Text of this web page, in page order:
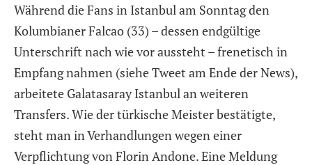
Während die Fans in Istanbul am Sonntag den
KolumbianerFalcao (33) – dessen endgültige
Unterschrift nach wie vor aussteht – frenetisch in
Empfang nahmen (siehe Tweet am Ende der News),
arbeitete Galatasaray Istanbul an weiteren
Transfers. Wie der türkische Meister bestätigte,
steht man in Verhandlungen wegen einer
Verpflichtung von Florin Andone. Eine Meldung